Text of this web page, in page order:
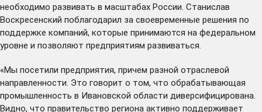
необходимо развивать в масштабах России. Станислав
Воскресенский поблагодарил за своевременные решения по
поддержке компаний, которые принимаются на федеральном
уровне и позволяют предприятиям развиваться.
«Мы посетили предприятия, причем разной отраслевой
направленности. Это говорит о том, что обрабатывающая
промышленность в Ивановской области диверсифицирована.
Видно, что правительство региона активно поддерживает